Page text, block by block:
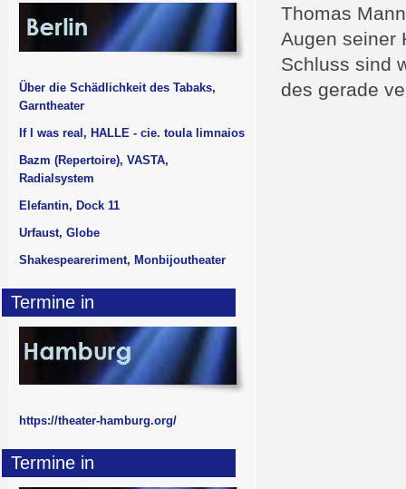
Thomas
Augen seiner
Schluss sind
des gerade
Über die Schädlichkeit des Tabaks,
Garntheater
If I was real, HALLE - cie. toula limnaios
Bazm (Repertoire), VASTA,
Radialsystem
Elefantin, Dock 11
Urfaust, Globe
Shakespeareriment, Monbijoutheater
Termine in
https://theater-hamburg.org/
Termine in